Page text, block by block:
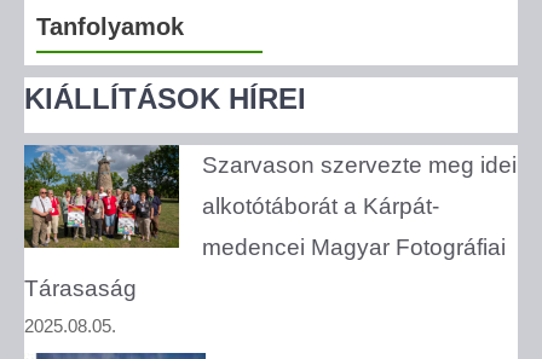
Tanfolyamok
KIÁLLÍTÁSOK HÍREI
Szarvason szervezte meg idei
alkotótáborát a Kárpát-
medencei Magyar Fotográfiai
Tárasaság
2025.08.05.